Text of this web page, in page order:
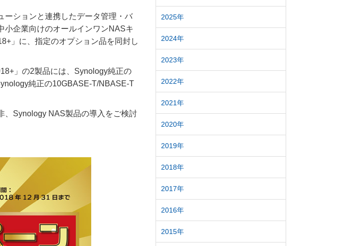
ーションと連携したデータ管理・バ
小企業向けのオールインワンNASキ
」に、指定のオプション品を同封し
」の2製品には、Synology純正の
純正の10GBASE-T/NBASE-T
、Synology NAS製品の導入をご検討
2025年
2024年
2023年
2022年
2021年
2020年
2019年
2018年
2017年
2016年
2015年